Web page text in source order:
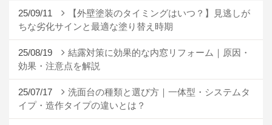
25/09/11
【外壁塗装のタイミングはいつ？】見逃しが
ちな劣化サインと最適な塗り替え時期
25/08/19
結露対策に効果的な内窓リフォーム｜原因・
効果・注意点を解説
25/07/17
洗面台の種類と選び方｜一体型・システムタ
イプ・造作タイプの違いとは？